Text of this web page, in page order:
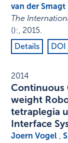
van der Smagt
The
():, 2015.
Details
DOI
2014
Continuous
weight
tetraplegia
Interface
Joern Vogel ,